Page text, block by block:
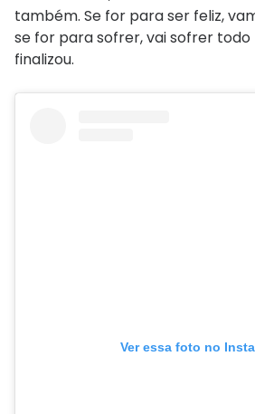
também. Se for para ser feliz,
se for para sofrer, vai sofrer todo
finalizou.
Ver essa foto no